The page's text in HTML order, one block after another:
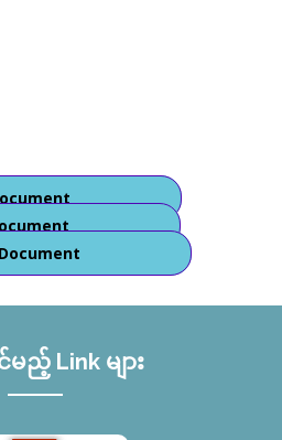
ည့် Link များ